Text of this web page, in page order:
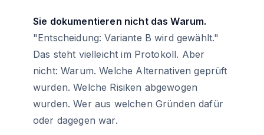
Sie dokumentieren nicht das Warum.
"Entscheidung: Variante B wird gewählt."
Das steht vielleicht im Protokoll. Aber
nicht: Warum. Welche Alternativen geprüft
wurden. Welche Risiken abgewogen
wurden. Wer aus welchen Gründen dafür
oder dagegen war.